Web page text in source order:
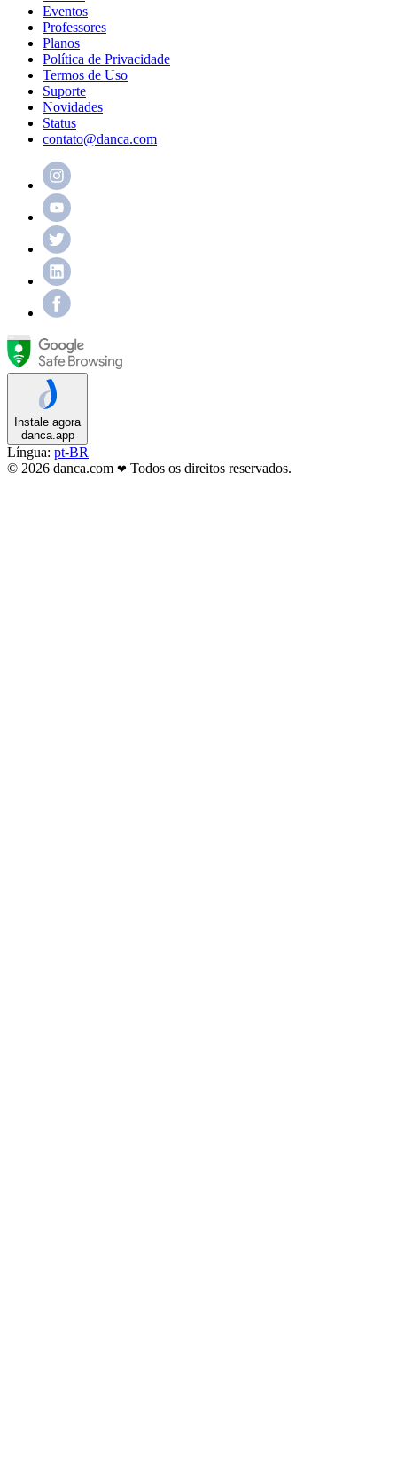
Eventos
Professores
Planos
Política de Privacidade
Termos de Uso
Suporte
Novidades
Status
contato@danca.com
Instale agora
danca.app
Língua: pt-BR
© 2026 danca.com ❤ Todos os direitos reservados.